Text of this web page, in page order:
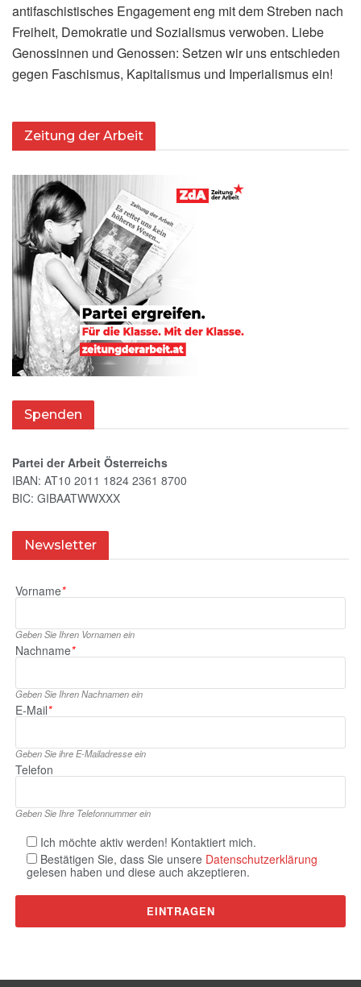
antifaschistisches Engagement eng mit dem Streben nach
Freiheit, Demokratie und Sozialismus verwoben. Liebe
Genossinnen und Genossen: Setzen wir uns entschieden
gegen Faschismus, Kapitalismus und Imperialismus ein!
Zeitung der Arbeit
Spenden
Partei der Arbeit Österreichs
IBAN: AT10 2011 1824 2361 8700
BIC: GIBAATWWXXX
Newsletter
Vorname*
Geben Sie Ihren Vornamen ein
Nachname*
Geben Sie Ihren Nachnamen ein
E‑Mail*
Geben Sie ihre E‑Mailadresse ein
Telefon
Geben Sie Ihre Telefonnummer ein
Ich möchte aktiv werden! Kontaktiert mich.
Bestätigen Sie, dass Sie unsere Datenschutzerklärung
gelesen haben und diese auch akzeptieren.